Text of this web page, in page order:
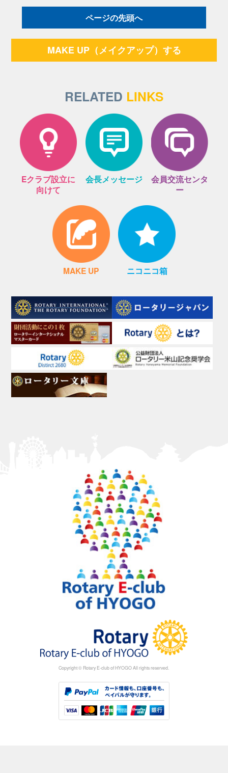
ページの先頭へ
MAKE UP（メイクアップ）する
RELATED LINKS
Eクラブ設立に
向けて
会長メッセージ
会員交流センタ
ー
MAKE UP ニコニコ箱
Copyright © Rotary E-club of HYOGO All rights reserved.